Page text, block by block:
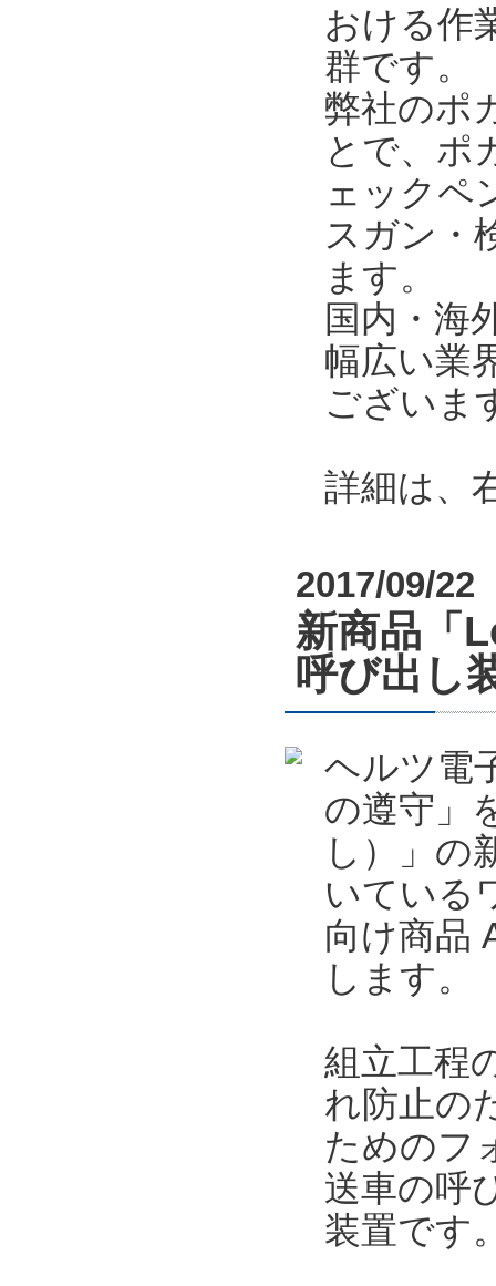
おける作
群です。
弊社のポ
とで、ポ
ェックペ
スガン・
ます。
国内・海
幅広い業
ございま
詳細は、
2017/09/22
新商品「
呼び出し
ヘルツ電
の遵守」
し）」の
いている
向け商品
します。
組立工程
れ防止の
ためのフ
送車の呼
装置です